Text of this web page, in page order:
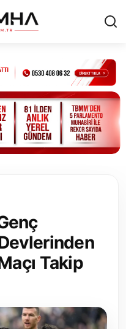
Devlerinden
Takip